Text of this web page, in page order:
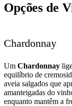
Opções de
Chardonnay
Um Chardonnay
equilíbrio de
aveia salgados que
amanteigadas do
enquanto mantêm a